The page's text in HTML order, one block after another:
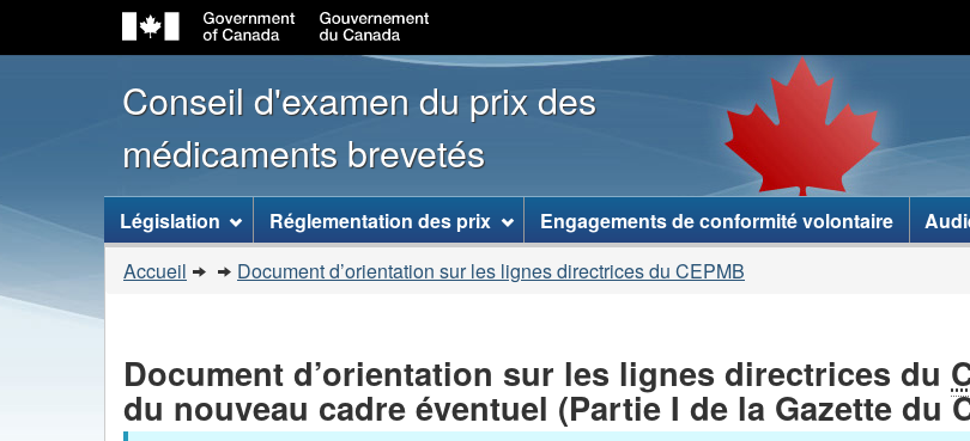
au
contenu
principal
�
� �
propos
site �
HTML
simplifiée
Conseil d'examen du prix des
médicaments brevetés
[ENGLISH_LABEL_SITEMENU]
Législation Réglementation des prix Engagements de conformité volontaire
�tes
Accueil Document d’orientation sur les lignes directrices du CEPMB
Document d’orientation sur les lignes directrices du
du nouveau cadre éventuel (Partie I de la Gazette du